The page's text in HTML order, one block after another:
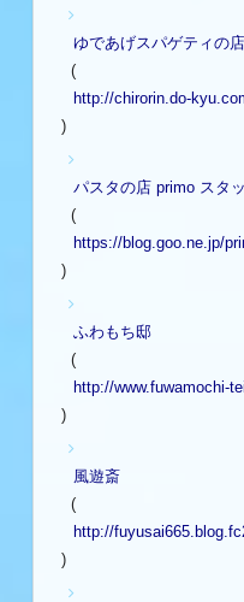
ゆであげスパゲティの
(
http://chirorin.do-
)
パスタの店 primo スタ
(
https://blog.goo.ne.jp/
)
ふわもち邸
(
http://www.fuwamochi-
)
風遊斎
(
http://
)